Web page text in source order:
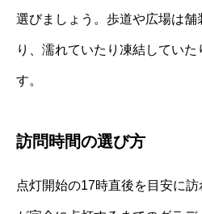
選びましょう。歩道や広場は
り、濡れていたり凍結していた
す。
訪問時間の選び方
点灯開始の17時直後を目安に